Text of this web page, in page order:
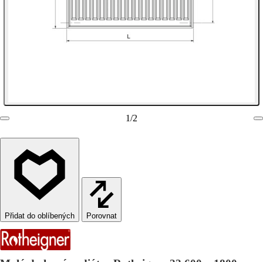
1/2
Porovnat